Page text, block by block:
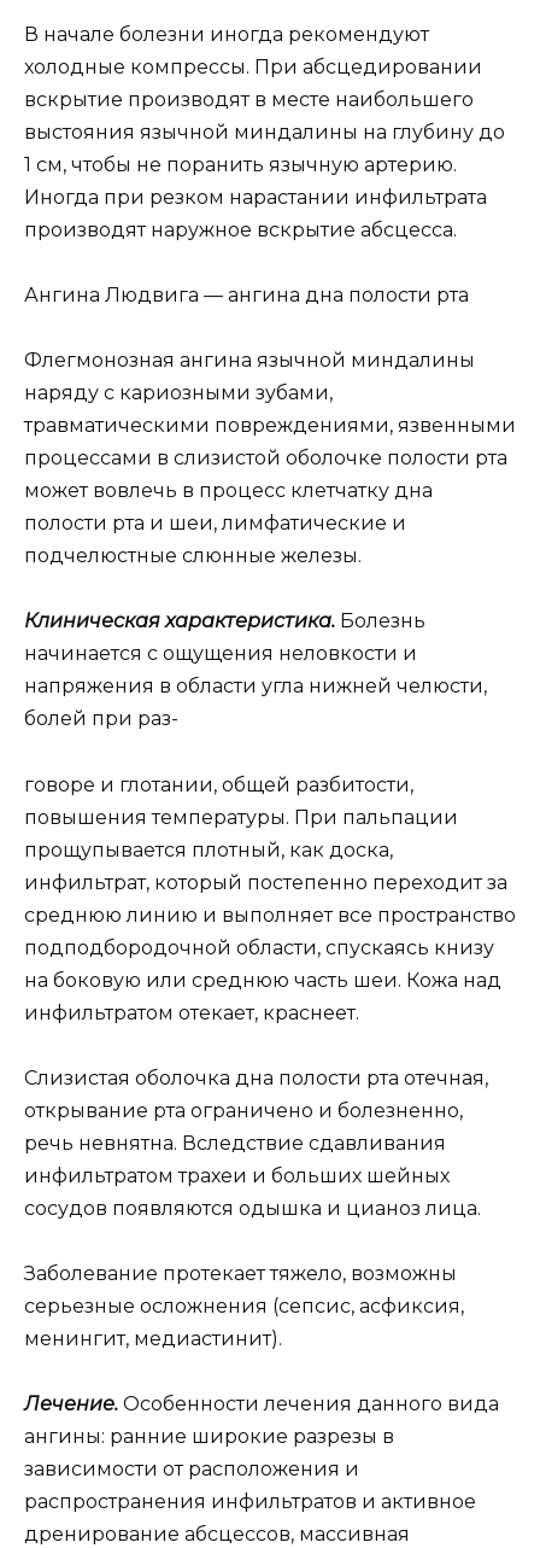
В начале болезни иногда рекомендуют
холодные компрессы. При абсцедировании
вскрытие производят в месте наибольшего
выстояния язычной миндалины на глубину до
1 см, чтобы не поранить язычную артерию.
Иногда при резком нарастании инфильтрата
производят наружное вскрытие абсцесса.
Ангина Людвига — ангина дна полости рта
Флегмонозная ангина язычной миндалины
наряду с кариозными зубами,
травматическими повреждениями, язвенными
процессами в слизистой оболочке полости рта
может вовлечь в процесс клетчатку дна
полости рта и шеи, лимфатические и
подчелюстные слюнные железы.
Клиническая характеристика. Болезнь
начинается с ощущения неловкости и
напряжения в области угла нижней челюсти,
болей при раз-
говоре и глотании, общей разбитости,
повышения температуры. При пальпации
прощупывается плотный, как доска,
инфильтрат, который постепенно переходит за
среднюю линию и выполняет все пространство
подподбородочной области, спускаясь книзу
на боковую или среднюю часть шеи. Кожа над
инфильтратом отекает, краснеет.
Слизистая оболочка дна полости рта отечная,
открывание рта ограничено и болезненно,
речь невнятна. Вследствие сдавливания
инфильтратом трахеи и больших шейных
сосудов появляются одышка и цианоз лица.
Заболевание протекает тяжело, возможны
серьезные осложнения (сепсис, асфиксия,
менингит, медиастинит).
Лечение. Особенности лечения данного вида
ангины: ранние широкие разрезы в
зависимости от расположения и
распространения инфильтратов и активное
дренирование абсцессов, массивная